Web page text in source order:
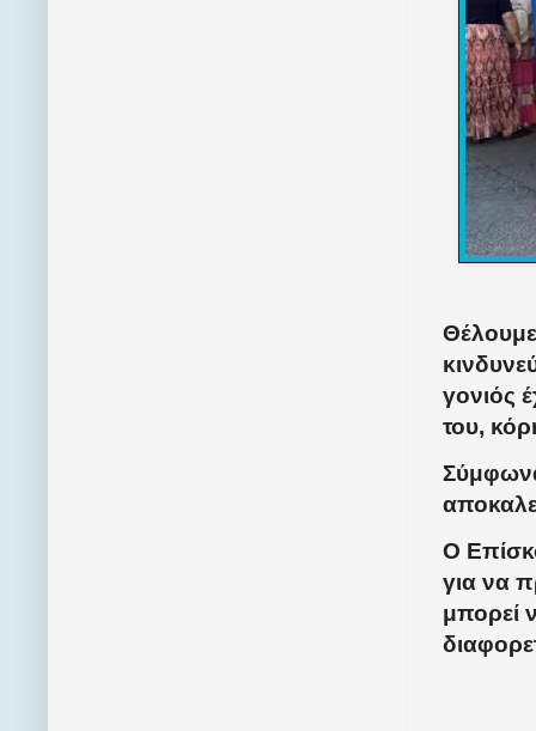
γονιός
του,
Σύμφωνα
Ο
για να
μπορεί